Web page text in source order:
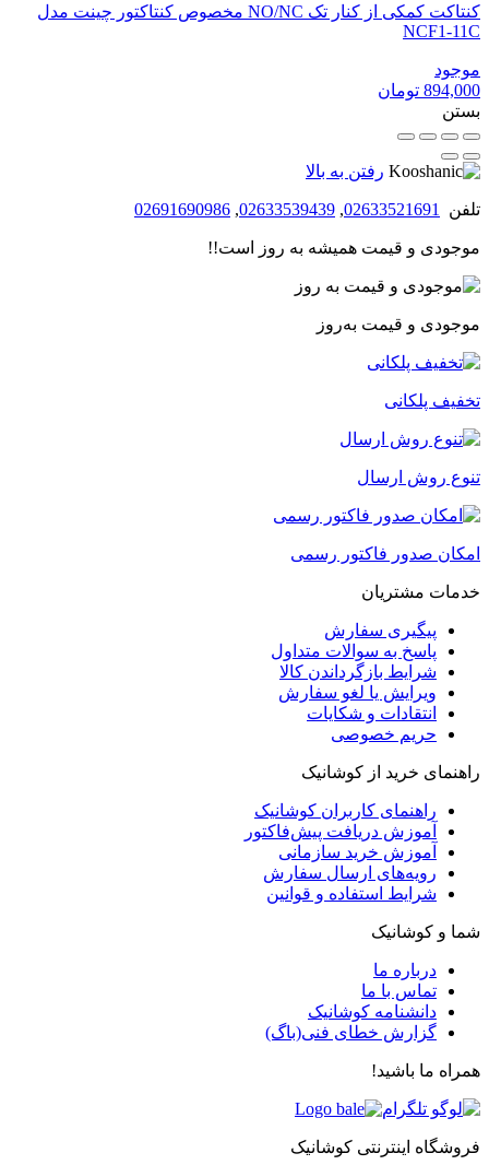
کنتاکت کمکی از کنار تک NO/NC مخصوص کنتاکتور چینت مدل
NCF1-11C
موجود
894,000 تومان
بستن
رفتن به بالا
تلفن 02633521691
,
02633539439
,
02691690986
موجودی و قیمت همیشه به روز است!!
موجودی و قیمت به‌روز
تخفیف پلکانی
تنوع روش ارسال
امکان صدور فاکتور رسمی
خدمات مشتریان
پیگیری سفارش
پاسخ به سوالات متداول
شرایط بازگرداندن کالا
ویرایش یا لغو سفارش
انتقادات و شکایات
حریم خصوصی
راهنمای خرید از کوشانیک
راهنمای کاربران کوشانیک
آموزش دریافت پیش‌فاکتور
آموزش خرید سازمانی
رویه‌های ارسال سفارش
شرایط استفاده و قوانین
شما و کوشانیک
درباره ما
تماس با ما
دانشنامه کوشانیک
گزارش خطای فنی(باگ)
همراه ما باشید!
فروشگاه اینترنتی کوشانیک